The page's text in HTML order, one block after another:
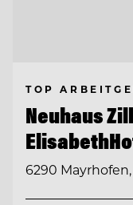
TOP
Neuhaus
6290